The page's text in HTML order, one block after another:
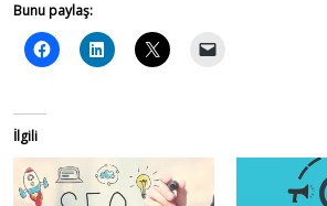
Bunu paylaş:
İlgili